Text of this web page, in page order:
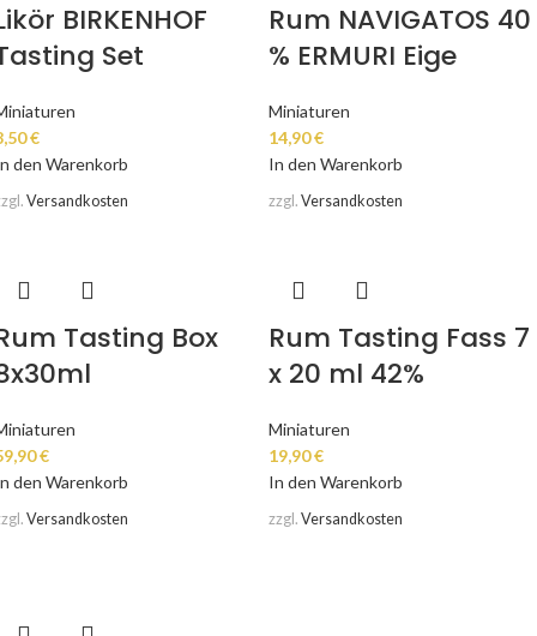
BIRKENHOF
Set
€
den Warenkorb
Versandkosten
Rum NAVIGATOS 40
% ERMURI Eige
Miniaturen
14,90€
In den Warenkorb
zzgl. Versandkosten
Tasting Box
€
den Warenkorb
Versandkosten
Rum Tasting Fass 7
x 20 ml 42%
Miniaturen
19,90€
In den Warenkorb
zzgl. Versandkosten